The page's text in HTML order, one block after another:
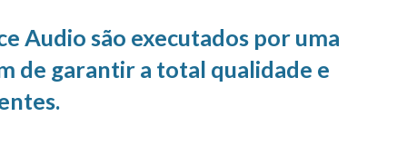
Audio são executados por uma
de garantir a total qualidade e